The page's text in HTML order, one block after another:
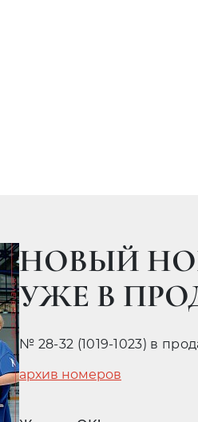
НОВЫЙ
УЖЕ В
№ 28-32 (1019-1023) в
архив номеров